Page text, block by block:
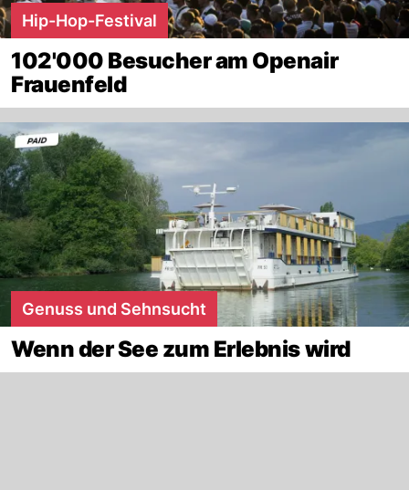
Hip-Hop-Festival
102'000 Besucher am Openair
Frauenfeld
Genuss und Sehnsucht
Wenn der See zum Erlebnis wird